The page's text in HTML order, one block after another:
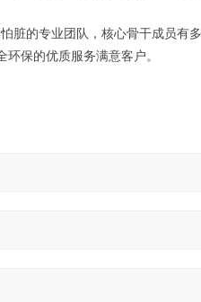
的专业团队，核心骨干成员有多
保的优质服务满意客户。